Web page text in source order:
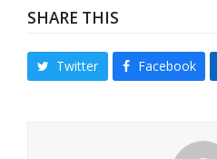
SHARE THIS
Twitter Facebook